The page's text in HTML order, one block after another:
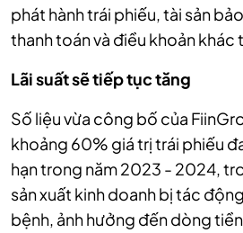
phát hành trái phiếu, tài sản
thanh toán và điều khoản
Lãi suất sẽ tiếp tục tăng
Số liệu vừa công bố của
khoảng 60% giá trị trái phiếu
hạn trong năm 2023 - 2024,
sản xuất kinh doanh bị tác
bệnh, ảnh hưởng đến dòng